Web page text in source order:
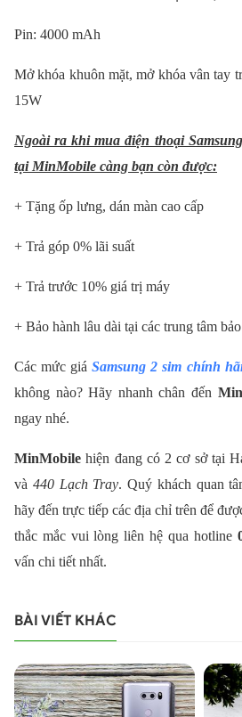
Pin: 4000 mAh
Mở khóa khuôn mặt, mở khóa vân tay
15W
Ngoài ra khi mua điện thoại
tại MinMobile càng bạn còn được:
+ Tặng ốp lưng, dán màn cao cấp
+ Trả góp 0% lãi suất
+ Trả trước 10% giá trị máy
+ Bảo hành lâu dài tại các trung tâm
Các mức giáSamsung 2 sim chính
không nào? Hãy nhanh chân đến
ngay nhé.
MinMobile hiện đang có 2 cơ sở tại
và 440 Lạch Tray. Quý khách quan
hãy đến trực tiếp các địa chỉ trên để
thắc mắc vui lòng liên hệ qua hotline
vấn chi tiết nhất.
BÀI VIẾT KHÁC